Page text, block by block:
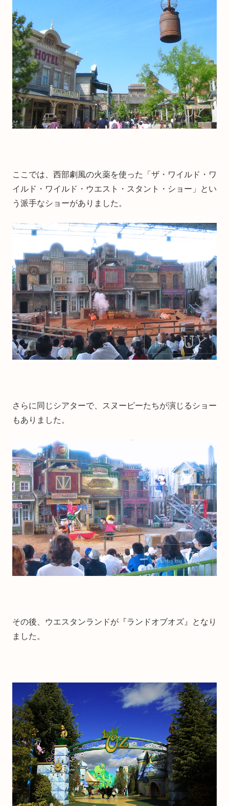
ここでは、西部劇風の火薬を使った「ザ・ワイルド・ワ
イルド・ワイルド・ウエスト・スタント・ショー」とい
う派手なショーがありました。
さらに同じシアターで、スヌーピーたちが演じるショー
もありました。
その後、ウエスタンランドが『ランドオブオズ』となり
ました。